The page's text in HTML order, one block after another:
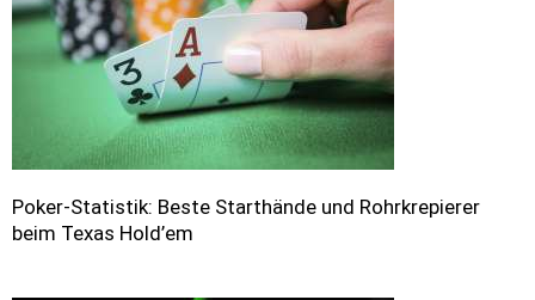
Poker-Statistik: Beste Starthände und Rohrkrepierer
beim Texas Hold’em